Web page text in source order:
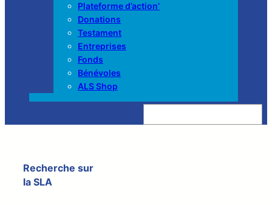
Plateforme d’action’
Donations
Testament
Entreprises
Fonds
Bénévoles
ALS Shop
Z
e
Recherche sur
la SLA